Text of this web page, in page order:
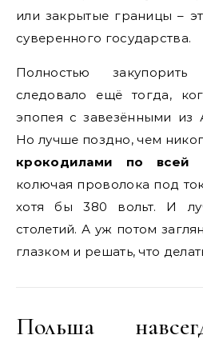
или закрытые границы –
суверенного государства.
Полностью
следовало ещё тогда,
эпопея с завезёнными из
Но лучше поздно, чем
крокодилами по всей
колючая проволока под
хотя бы 380 вольт. И
столетий. А уж потом
глазком и решать, что
Польша